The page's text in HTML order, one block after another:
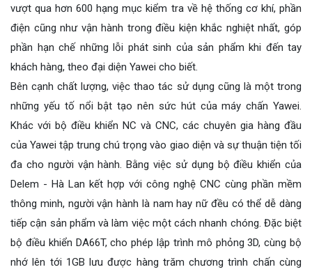
vượt qua hơn 600 hạng mục kiểm tra về hệ thống cơ khí, phần
điện cũng như vận hành trong điều kiện khắc nghiệt nhất, góp
phần hạn chế những lỗi phát sinh của sản phẩm khi đến tay
khách hàng, theo đại diện Yawei cho biết.
Bên cạnh chất lượng, việc thao tác sử dụng cũng là một trong
những yếu tố nổi bật tạo nên sức hút của máy chấn Yawei.
Khác với bộ điều khiển NC và CNC, các chuyên gia hàng đầu
của Yawei tập trung chú trọng vào giao diện và sự thuận tiện tối
đa cho người vận hành. Bằng việc sử dụng bộ điều khiển của
Delem - Hà Lan kết hợp với công nghệ CNC cùng phần mềm
thông minh, người vận hành là nam hay nữ đều có thể dễ dàng
tiếp cận sản phẩm và làm việc một cách nhanh chóng. Đặc biệt
bộ điều khiển DA66T, cho phép lập trình mô phỏng 3D, cùng bộ
nhớ lên tới 1GB lưu được hàng trăm chương trình chấn cùng